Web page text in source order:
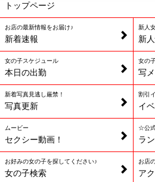
トップページ
お店の最新情報をお届け♪
新着速報
新人
新
女の子スケジュール
本日の出勤
女の
写
新着写真見逃し厳禁！
写真更新
割引
イ
ムービー
セクシー動画！
☆公
ラ
お好みの女の子を探してください♪
女の子検索
お店
ア